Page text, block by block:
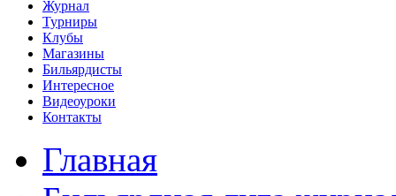
Журнал
Турниры
Клубы
Магазины
Бильярдисты
Интересное
Видеоуроки
Контакты
Главная